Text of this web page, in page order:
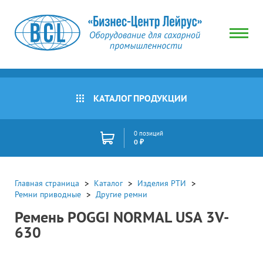
КАТАЛОГ ПРОДУКЦИИ
0 позиций
0 ₽
Главная страница Каталог
Изделия РТИ
Ремни приводные
Другие ремни
Ремень POGGI NORMAL USA 3V-
630